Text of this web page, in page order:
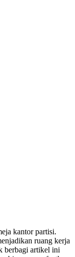
kantor partisi.
ruang kerja
berbagi artikel ini